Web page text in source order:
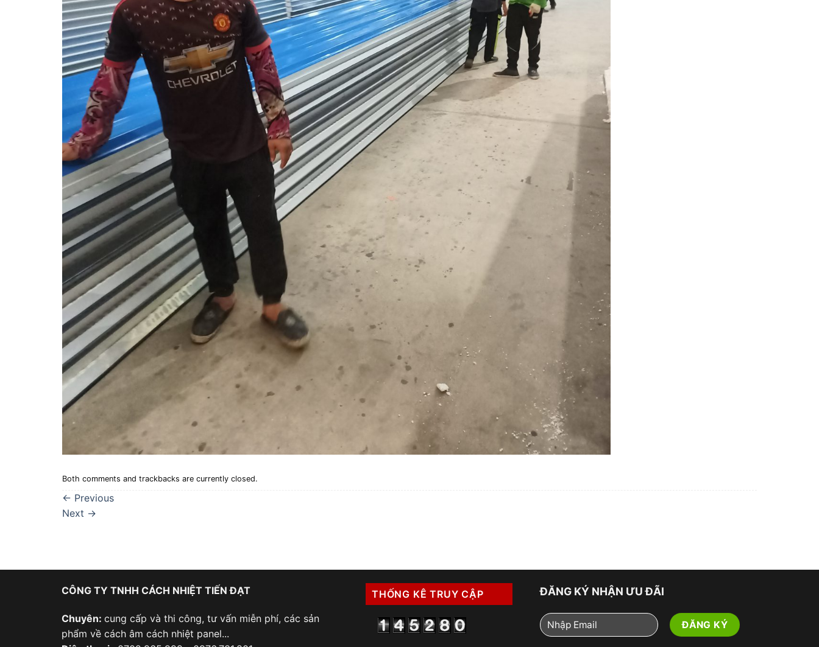
Both comments and trackbacks are currently closed.
← Previous
Next →
CÔNG TY TNHH CÁCH NHIỆT TIẾN ĐẠT
Chuyên: cung cấp và thi công, tư vấn miễn phí, các sản
phẩm về cách âm cách nhiệt panel...
THỐNG KÊ TRUY CẬP ĐĂNG KÝ NHẬN ƯU ĐÃI